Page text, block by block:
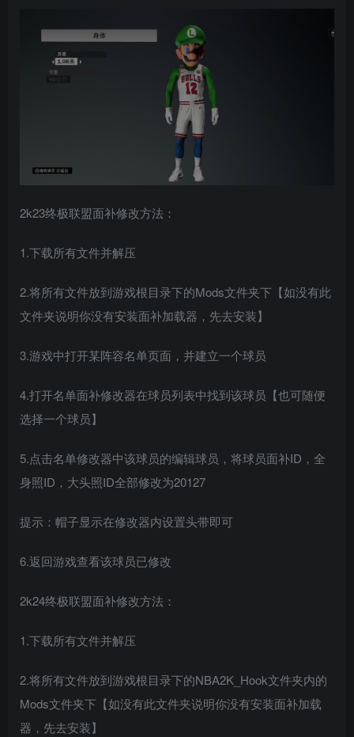
2k23终极联盟面补修改方法：
1.下载所有文件并解压
2.将所有文件放到游戏根目录下的Mods文件夹下【如没有此
文件夹说明你没有安装面补加载器，先去安装】
3.游戏中打开某阵容名单页面，并建立一个球员
4.打开名单面补修改器在球员列表中找到该球员【也可随便
选择一个球员】
5.点击名单修改器中该球员的编辑球员，将球员面补ID，全
身照ID，大头照ID全部修改为20127
提示：帽子显示在修改器内设置头带即可
6.返回游戏查看该球员已修改
2k24终极联盟面补修改方法：
1.下载所有文件并解压
2.将所有文件放到游戏根目录下的NBA2K_Hook文件夹内的
Mods文件夹下【如没有此文件夹说明你没有安装面补加载
器，先去安装】